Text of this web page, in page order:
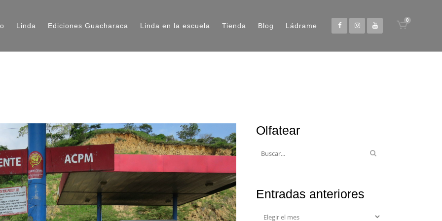
0
Linda Ediciones Guacharaca Linda en la escuela Tienda Blog Ládrame
Olfatear
Entradas anteriores
Entradas